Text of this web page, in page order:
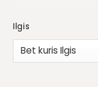
Ilgis